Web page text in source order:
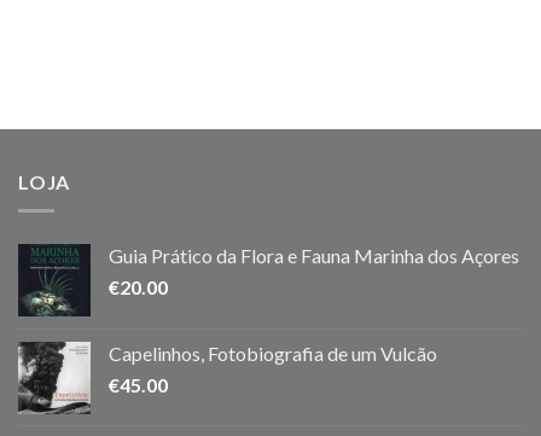
LOJA
Guia Prático da Flora e Fauna Marinha dos Açores
€20.00
Capelinhos, Fotobiografia de um Vulcão
€45.00